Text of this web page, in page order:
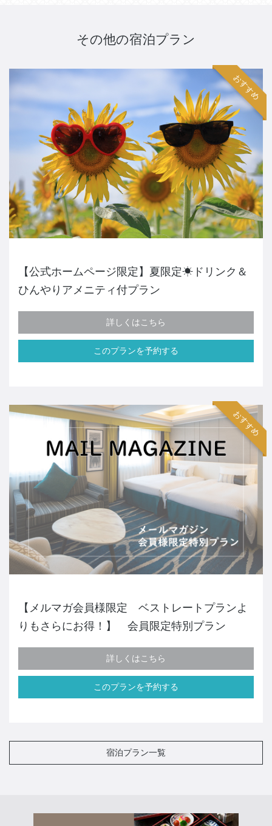
その他の宿泊プラン
おすすめ
【公式ホームページ限定】夏限定☀ドリンク＆
ひんやりアメニティ付プラン
詳しくはこちら
このプランを予約する
おすすめ
【メルマガ会員様限定 ベストレートプランよ
りもさらにお得！】 会員限定特別プラン
詳しくはこちら
このプランを予約する
宿泊プラン一覧